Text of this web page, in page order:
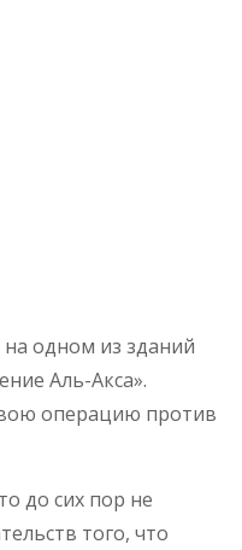
одном из зданий
Аль-Акса».
операцию против
до сих пор не
того, что